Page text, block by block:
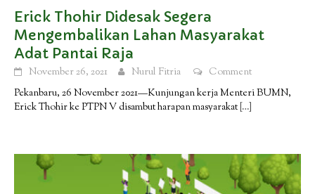
Erick Thohir Didesak Segera
Mengembalikan Lahan Masyarakat
Adat Pantai Raja
November 26, 2021 Nurul Fitria
Comment
Pekanbaru, 26 November 2021—Kunjungan kerja Menteri BUMN,
Erick Thohir ke PTPN V disambut harapan masyarakat[…]